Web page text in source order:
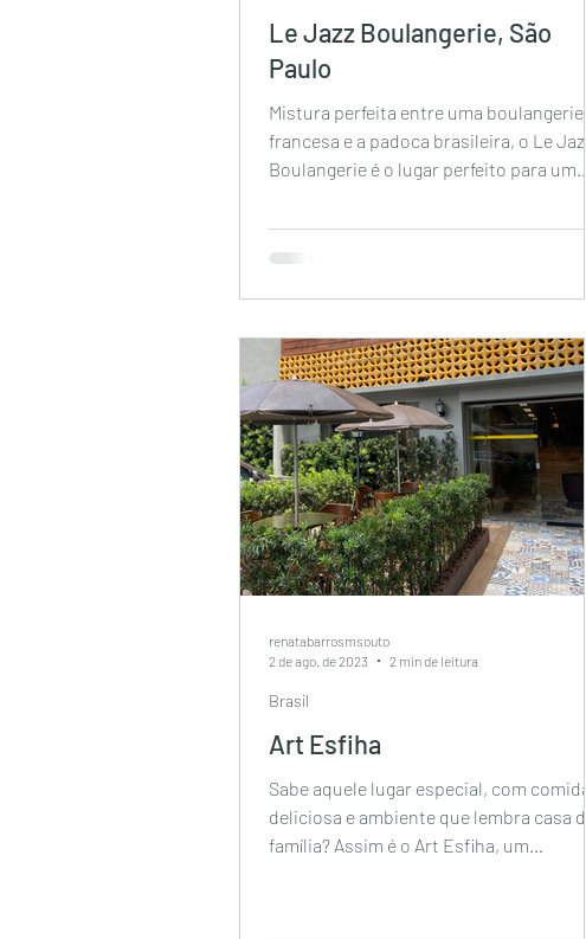
Le Jazz Boulangerie, São
Paulo
Mistura perfeita entre uma boulangerie
francesa e a padoca brasileira, o Le Jazz
Boulangerie é o lugar perfeito para um
Art Esfiha
Sabe aquele lugar especial, com comida
deliciosa e ambiente que lembra casa de
família? Assim é o Art Esfiha, um
Brasil
renatabarrosmsouto
2 de ago. de 2023
2 min de leitura